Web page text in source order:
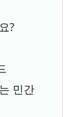
?
민간